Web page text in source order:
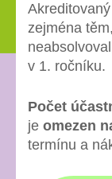
zejména
v 1. ročníku.
Počet
je omezen
termínu a